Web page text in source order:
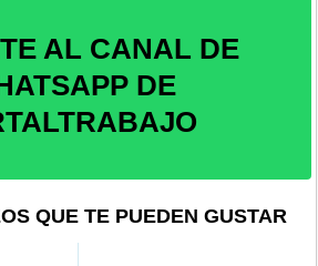
AL CANAL DE
DE
QUE TE PUEDEN GUSTAR